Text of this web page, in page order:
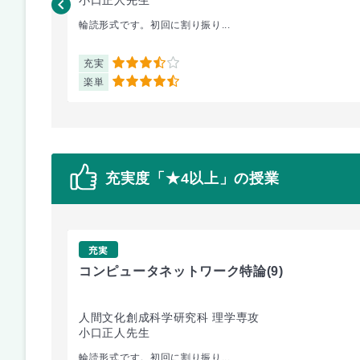
輪読形式です。初回に割り振り...
充実 3.5
楽単 4.5
充実度「★4以上」の授業
充実
コンピュータネットワーク特論(9)
人間文化創成科学研究科 理学専攻
小口正人先生
輪読形式です。初回に割り振り...